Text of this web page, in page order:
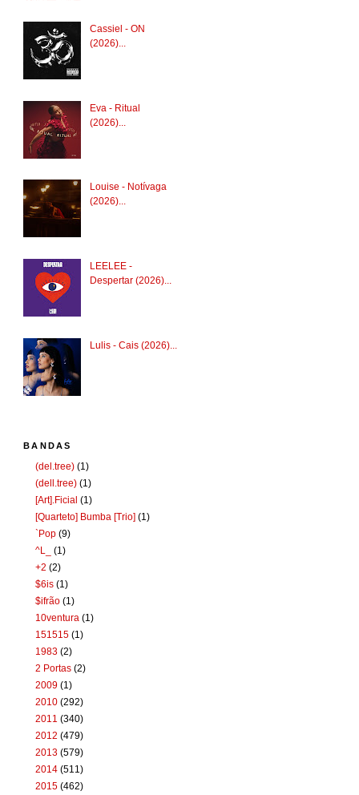
Cassiel - ON
(2026)...
Eva - Ritual
(2026)...
Louise - Notívaga
(2026)...
LEELEE -
Despertar (2026)...
Lulis - Cais (2026)...
BANDAS
(del.tree) (1)
(dell.tree) (1)
[Art].Ficial (1)
[Quarteto] Bumba [Trio] (1)
`Pop (9)
^L_
(1)
+2 (2)
$6is (1)
$ifrão (1)
10ventura (1)
151515 (1)
1983 (2)
2 Portas (2)
2009 (1)
2010 (292)
2011 (340)
2012 (479)
2013 (579)
2014 (511)
2015 (462)